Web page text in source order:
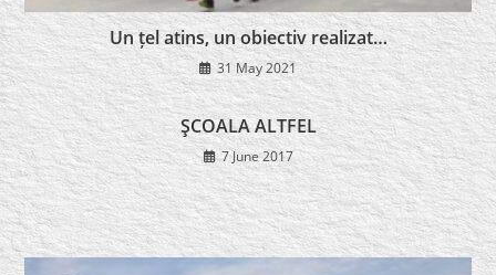
Un țel atins, un obiectiv realizat…
31 May 2021
ŞCOALA ALTFEL
7 June 2017